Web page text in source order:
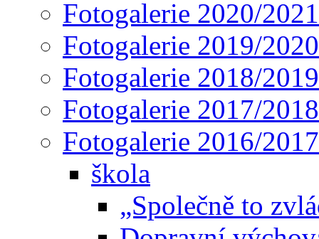
Fotogalerie 2020/2021
Fotogalerie 2019/2020
Fotogalerie 2018/2019
Fotogalerie 2017/2018
Fotogalerie 2016/2017
škola
„Společně to